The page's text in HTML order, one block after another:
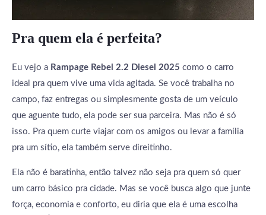
Pra quem ela é perfeita?
Eu vejo a Rampage Rebel 2.2 Diesel 2025 como o carro
ideal pra quem vive uma vida agitada. Se você trabalha no
campo, faz entregas ou simplesmente gosta de um veículo
que aguente tudo, ela pode ser sua parceira. Mas não é só
isso. Pra quem curte viajar com os amigos ou levar a família
pra um sítio, ela também serve direitinho.
Ela não é baratinha, então talvez não seja pra quem só quer
um carro básico pra cidade. Mas se você busca algo que junte
força, economia e conforto, eu diria que ela é uma escolha